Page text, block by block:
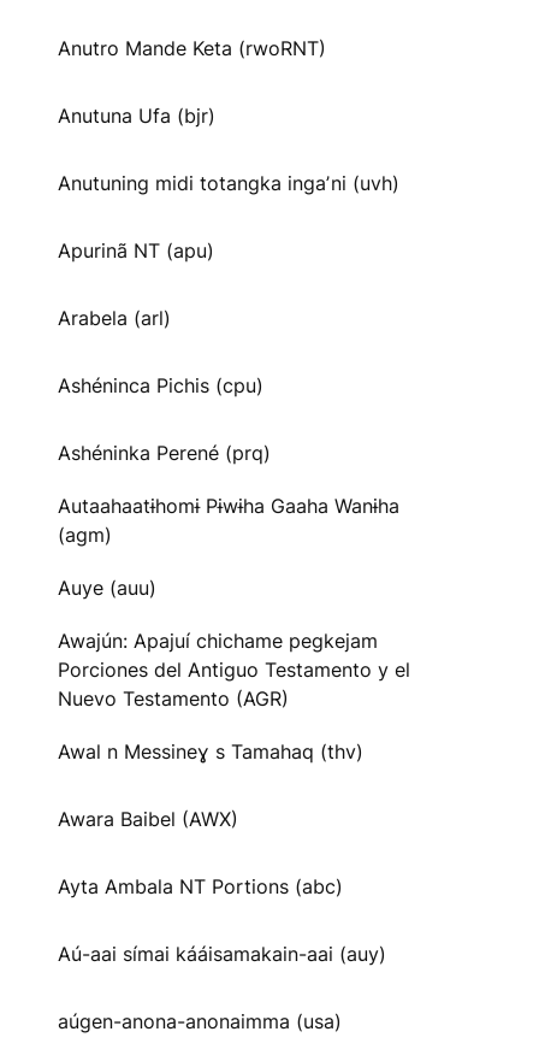
Anutro Mande Keta (rwoRNT)
Anutuna Ufa (bjr)
Anutuning midi totangka ingaʼni (uvh)
Apurinã NT (apu)
Arabela (arl)
Ashéninca Pichis (cpu)
Ashéninka Perené (prq)
Autaahaatɨhomɨ Pɨwɨha Gaaha Wanɨha
(agm)
Auye (auu)
Awajún: Apajuí chichame pegkejam
Porciones del Antiguo Testamento y el
Nuevo Testamento (AGR)
Awal n Messineɣ s Tamahaq (thv)
Awara Baibel (AWX)
Ayta Ambala NT Portions (abc)
Aú-aai símai kááisamakain-aai (auy)
aúgen-anona-anonaimma (usa)